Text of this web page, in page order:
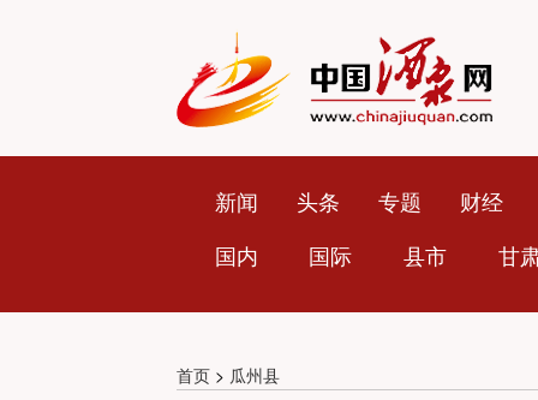
新闻 头条 专题
财经
国内
国际 县市 甘
首页 > 瓜州县